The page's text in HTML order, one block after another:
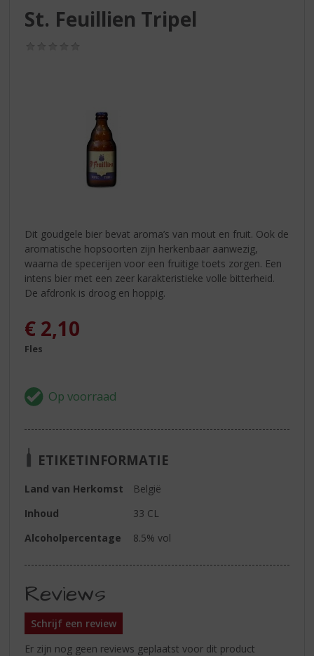
St. Feuillien Tripel
Dit goudgele bier bevat aroma’s van mout en fruit. Ook de
aromatische hopsoorten zijn herkenbaar aanwezig,
waarna de specerijen voor een fruitige toets zorgen. Een
intens bier met een zeer karakteristieke volle bitterheid.
De afdronk is droog en hoppig.
€ 2,10
Fles
ETIKETINFORMATIE
Land van Herkomst
België
Inhoud
33 CL
Alcoholpercentage
8.5% vol
Reviews
Schrijf een review
Er zijn nog geen reviews geplaatst voor dit product